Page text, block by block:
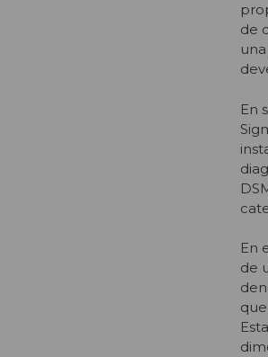
de
En
En
de